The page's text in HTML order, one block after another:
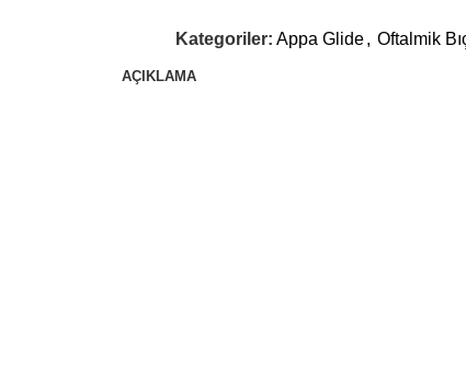
Kategoriler: Appa Glide, Oftalmik
AÇIKLAMA